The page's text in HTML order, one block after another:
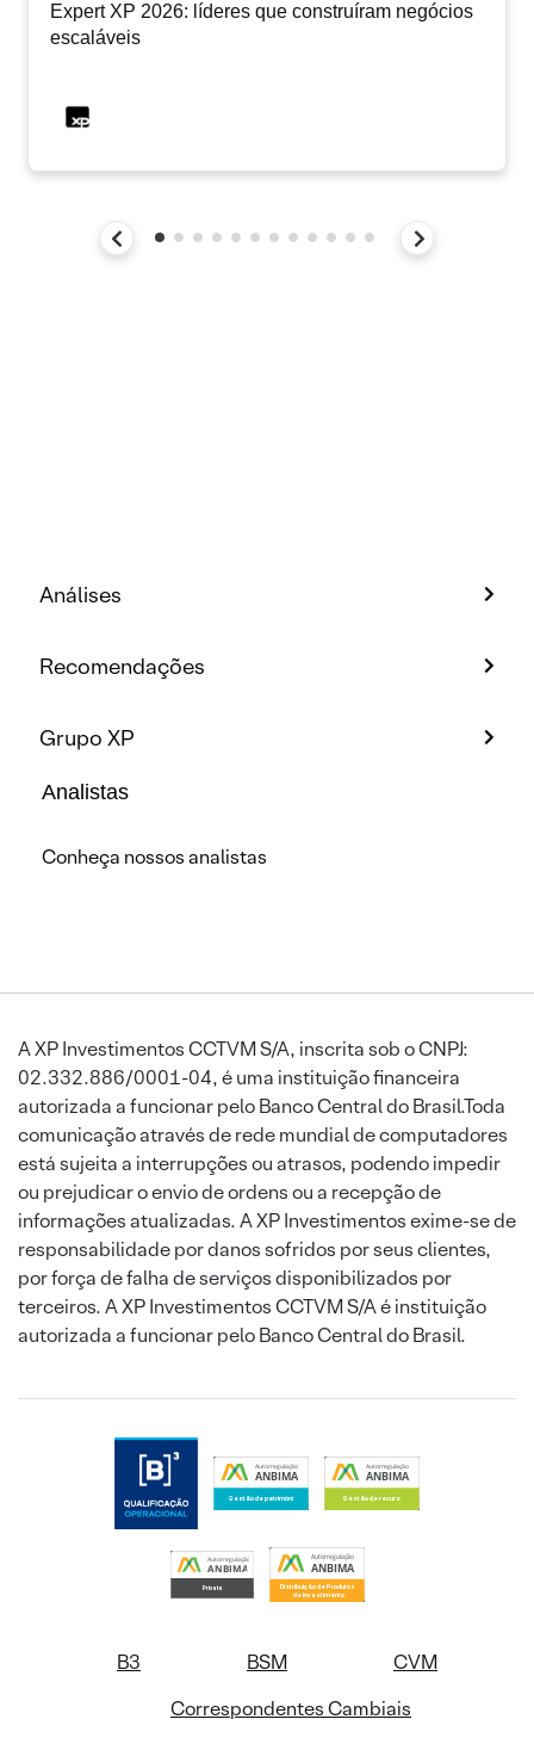
Expert XP 2026: líderes que construíram negócios
escaláveis
Análises
Recomendações
Grupo XP
Analistas
Conheça nossos analistas
A XP Investimentos CCTVM S/A, inscrita sob o CNPJ:
02.332.886/0001-04, é uma instituição financeira
autorizada a funcionar pelo Banco Central do Brasil.Toda
comunicação através de rede mundial de computadores
está sujeita a interrupções ou atrasos, podendo impedir
ou prejudicar o envio de ordens ou a recepção de
informações atualizadas. A XP Investimentos exime-se de
responsabilidade por danos sofridos por seus clientes,
por força de falha de serviços disponibilizados por
terceiros. A XP Investimentos CCTVM S/A é instituição
autorizada a funcionar pelo Banco Central do Brasil.
B3 BSM
CVM
Correspondentes Cambiais